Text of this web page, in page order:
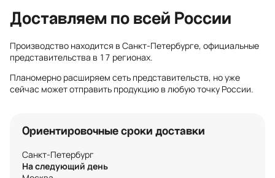
Доставляем по всей России
Производство находится в Санкт-Петербурге, официальные
представительства в 17 регионах.
Планомерно расширяем сеть представительств, но уже
сейчас может отправить продукцию в любую точку России.
Ориентировочные сроки доставки
Санкт-Петербург
На следующий день